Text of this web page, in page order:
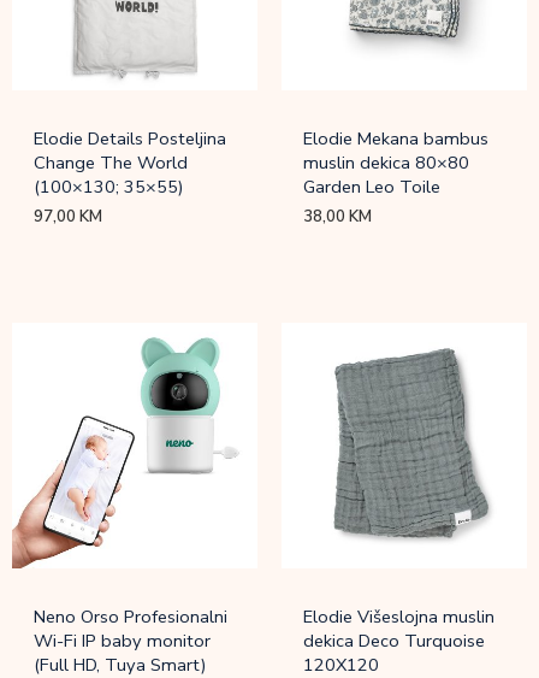
Elodie Details Posteljina
Change The World
(100×130; 35×55)
97,00KM
Elodie Mekana bambus
muslin dekica 80×80
Garden Leo Toile
38,00KM
Neno Orso Profesionalni
Wi-Fi IP baby monitor
(Full HD, Tuya Smart)
Elodie Višeslojna muslin
dekica Deco Turquoise
120X120